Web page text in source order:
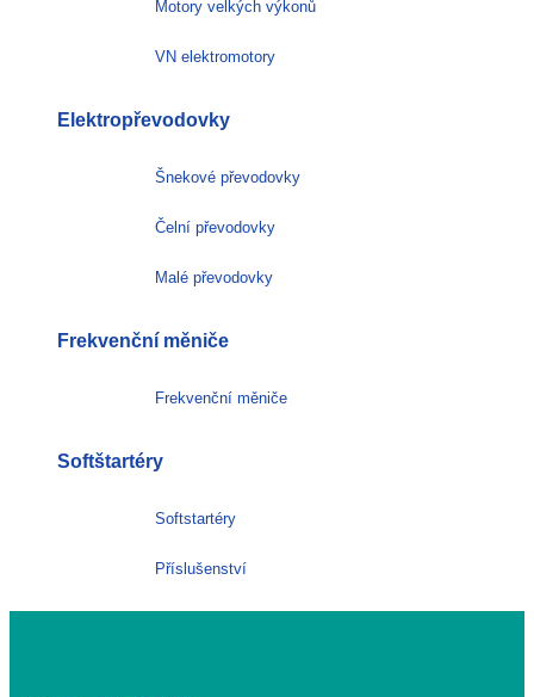
Motory velkých výkonů
VN elektromotory
Elektropřevodovky
Šnekové převodovky
Čelní převodovky
Malé převodovky
Frekvenční měniče
Frekvenční měniče
Softštartéry
Softstartéry
Příslušenství